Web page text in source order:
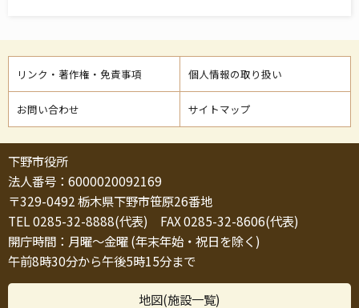
リンク・著作権・免責事項 個人情報の取り扱い
お問い合わせ サイトマップ
下野市役所
法人番号：6000020092169
〒329-0492 栃木県下野市笹原26番地
TEL 0285-32-8888(代表) FAX 0285-32-8606(代表)
開庁時間：月曜～金曜 (年末年始・祝日を除く)
午前8時30分から午後5時15分まで
地図(施設一覧)